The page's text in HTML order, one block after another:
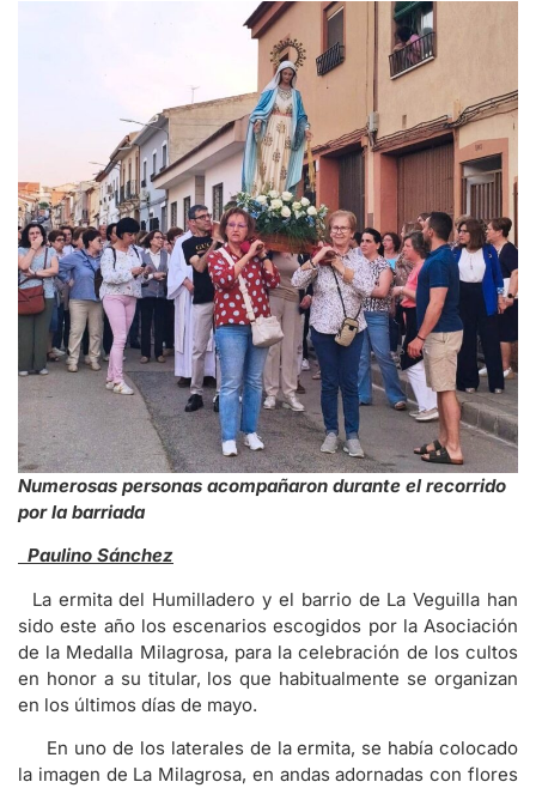
Numerosas personas acompañaron durante el recorrido
por la barriada
Paulino Sánchez
La ermita del Humilladero y el barrio de La Veguilla han
sido este año los escenarios escogidos por la Asociación
de la Medalla Milagrosa, para la celebración de los cultos
en honor a su titular, los que habitualmente se organizan
en los últimos días de mayo.
En uno de los laterales de la ermita, se había colocado
la imagen de La Milagrosa, en andas adornadas con flores